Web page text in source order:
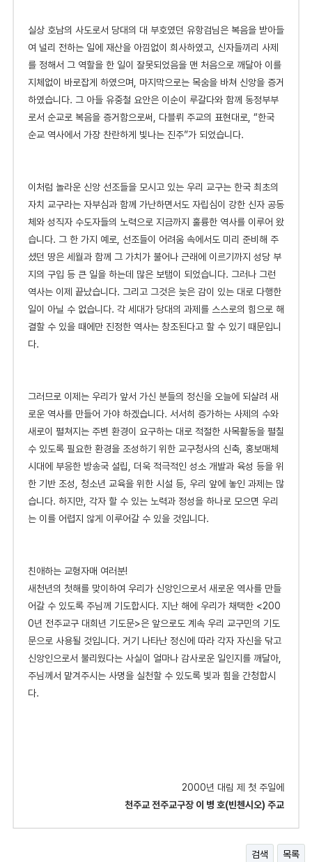
실상 호남의 사도로서 당대의 대 부호였던 유항검님은 복음을 받아들
여 널리 전하는 일에 재산을 아낌없이 희사하였고, 신자들끼리 사제
를 정해서 그 역할을 한 일이 잘못되었음을 맨 처음으로 깨달아 이를
지체없이 바로잡게 하였으며, 마지막으로는 목숨을 바쳐 신앙을 증거
하였습니다. 그 아들 유중철 요안은 이순이 루갈다와 함께 동정부부
로서 순교로 복음을 증거함으로써, 다블뤼 주교의 표현대로, “한국
순교 역사에서 가장 찬란하게 빛나는 진주”가 되었습니다.
이 처럼 놀라운 신앙 선조들을 모시고 있는 우리 교구는 한국 최초의
자치 교구라는 자부심과 함께 가난하면서도 자립심이 강한 신자 공동
체와 성직자 수도자들의 노력으로 지금까지 훌륭한 역사를 이루어 왔
습니다. 그 한 가지 예로, 선조들이 어려움 속에서도 미리 준비해 주
셨던 땅은 세월과 함께 그 가치가 불어나 근래에 이르기까지 성당 부
지의 구입 등 큰 일을 하는데 많은 보탬이 되었습니다. 그러나 그런
역사는 이제 끝났습니다. 그리고 그것은 늦은 감이 있는 대로 다행한
일이 아닐 수 없습니다. 각 세대가 당대의 과제를 스스로의 힘으로 해
결할 수 있을 때에만 진정한 역사는 창조된다고 할 수 있기 때문입니
다.
그러므로 이제는 우리가 앞서 가신 분들의 정신을 오늘에 되살려 새
로운 역사를 만들어 가야 하겠습니다. 서서히 증가하는 사제의 수와
새로이 펼쳐지는 주변 환경이 요구하는 대로 적절한 사목활동을 펼칠
수 있도록 필요한 환경을 조성하기 위한 교구청사의 신축, 홍보매체
시대에 부응한 방송국 설립, 더욱 적극적인 성소 개발과 육성 등을 위
한 기반 조성, 청소년 교육을 위한 시설 등, 우리 앞에 놓인 과제는 많
습니다. 하지만, 각자 할 수 있는 노력과 정성을 하나로 모으면 우리
는 이를 어렵지 않게 이루어갈 수 있을 것입니다.
친애하는 교형자매 여러분!
새천년의 첫해를 맞이하여 우리가 신앙인으로서 새로운 역사를 만들
어갈 수 있도록 주님께 기도합시다. 지난 해에 우리가 채택한 <200
0년 전주교구 대희년 기도문>은 앞으로도 계속 우리 교구민의 기도
문으로 사용될 것입니다. 거기 나타난 정신에 따라 각자 자신을 닦고
신앙인으로서 불리웠다는 사실이 얼마나 감사로운 일인지를 깨달아,
주님께서 맡겨주시는 사명을 실천할 수 있도록 빛과 힘을 간청합시
다.
2000년 대림 제 첫 주일에
천주교 전주교구장 이 병 호(빈첸시오) 주교
검색 목록